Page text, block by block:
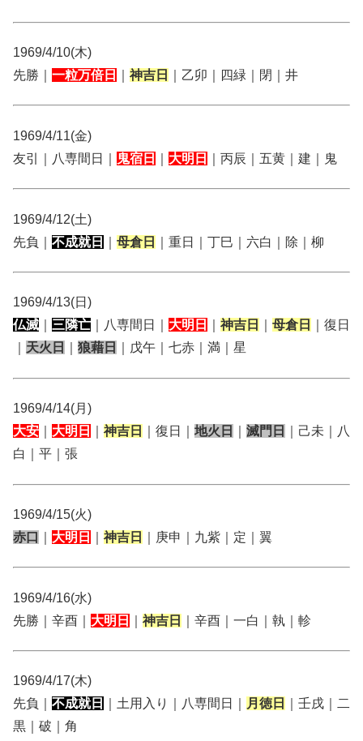
1969/4/10(木)
先勝｜ 一粒万倍日 神吉日 ｜乙卯｜四緑｜閉｜井
1969/4/11(金)
友引｜八専間日｜
鬼宿日 大明日 ｜丙辰｜五黄｜建｜鬼
1969/4/12(土)
先負｜ 不成就日 母倉日 ｜重日｜丁巳｜六白｜除｜柳
1969/4/13(日)
仏滅
三隣亡 ｜八専間日｜ 大明日 神吉日 母倉日
｜復日
天火日 狼藉日 ｜戊午｜七赤｜満｜星
1969/4/14(月)
大安
大明日 神吉日 ｜復日｜ 地火日 滅門日
｜己未｜八
白｜平｜張
1969/4/15(火)
赤口
大明日 神吉日 ｜庚申｜九紫｜定｜翼
1969/4/16(水)
先勝｜辛酉｜ 大明日 神吉日 ｜辛酉｜一白｜執｜軫
1969/4/17(木)
先負｜ 不成就日 ｜土用入り｜八専間日｜ 月徳日
｜壬戌｜二
黒｜破｜角